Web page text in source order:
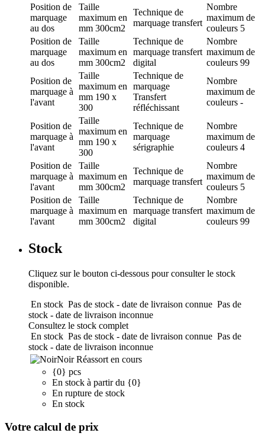
Position de
marquage
au dos
Taille
maximum en
mm 300cm2
Technique de
marquage transfert
Nombre
maximum de
couleurs 5
Position de
marquage
au dos
Taille
maximum en
mm 300cm2
Technique de
marquage transfert
digital
Nombre
maximum de
couleurs 99
Position de
marquage à
l'avant
Taille
maximum en
mm 190 x
300
Technique de
marquage
Transfert
réfléchissant
Nombre
maximum de
couleurs -
Position de
marquage à
l'avant
Taille
maximum en
mm 190 x
300
Technique de
marquage
sérigraphie
Nombre
maximum de
couleurs 4
Position de
marquage à
l'avant
Taille
maximum en
mm 300cm2
Technique de
marquage transfert
Nombre
maximum de
couleurs 5
Position de
marquage à
l'avant
Taille
maximum en
mm 300cm2
Technique de
marquage transfert
digital
Nombre
maximum de
couleurs 99
Stock
Cliquez sur le bouton ci-dessous pour consulter le stock
disponible.
En stock Pas de stock - date de livraison connue Pas de
stock - date de livraison inconnue
Consultez le stock complet
En stock Pas de stock - date de livraison connue Pas de
stock - date de livraison inconnue
Noir Réassort en cours
{0} pcs
En stock à partir du {0}
En rupture de stock
En stock
Votre calcul de prix